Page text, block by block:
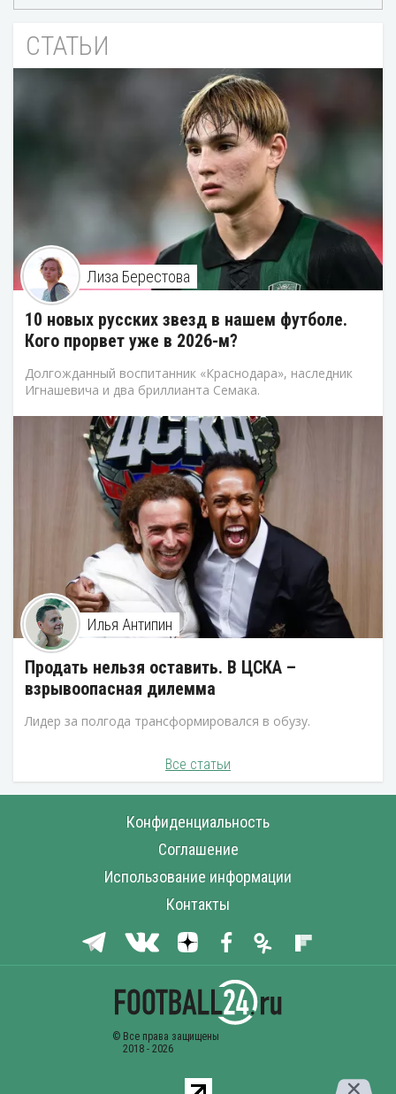
СТАТЬИ
Лиза Берестова
10 новых русских звезд в нашем футболе.
Кого прорвет уже в 2026-м?
Долгожданный воспитанник «Краснодара», наследник
Игнашевича и два бриллианта Семака.
Илья Антипин
Продать нельзя оставить. В ЦСКА –
взрывоопасная дилемма
Лидер за полгода трансформировался в обузу.
Все статьи
Конфиденциальность
Соглашение
Использование информации
Контакты